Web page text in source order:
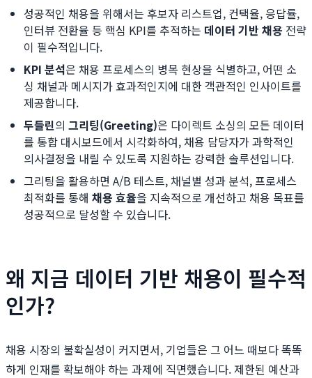
성공적인 채용을 위해서는 후보자 리스트업, 컨택율, 응답률,
인터뷰 전환율 등 핵심 KPI를 추적하는 데이터 기반 채용 전략
이 필수적입니다.
KPI 분석은 채용 프로세스의 병목 현상을 식별하고, 어떤 소
싱 채널과 메시지가 효과적인지에 대한 객관적인 인사이트를
제공합니다.
두들린의 그리팅(Greeting)은 다이렉트 소싱의 모든 데이터
를 통합 대시보드에서 시각화하여, 채용 담당자가 과학적인
의사결정을 내릴 수 있도록 지원하는 강력한 솔루션입니다.
그리팅을 활용하면 A/B 테스트, 채널별 성과 분석, 프로세스
최적화를 통해 채용 효율을 지속적으로 개선하고 채용 목표를
성공적으로 달성할 수 있습니다.
왜 지금 데이터 기반 채용이 필수적
인가?
채용 시장의 불확실성이 커지면서, 기업들은 그 어느 때보다 똑똑
하게 인재를 확보해야 하는 과제에 직면했습니다. 제한된 예산과